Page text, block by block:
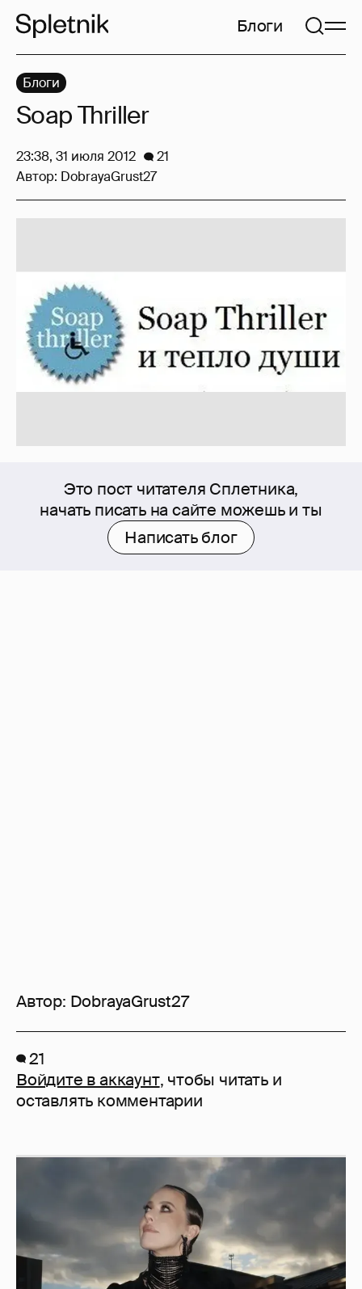
Блоги
Это пост читателя Сплетника,
начать писать на сайте можешь и ты
Написать блог
Автор: DobrayaGrust27
Блоги
Soap Thriller
23:38, 31 июля 2012
21
Автор: DobrayaGrust27
21
Войдите в аккаунт, чтобы читать и
оставлять комментарии